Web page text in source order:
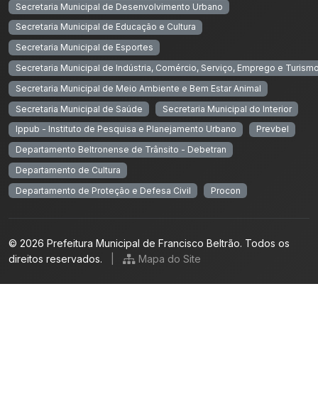
Secretaria Municipal de Desenvolvimento Urbano
Secretaria Municipal de Educação e Cultura
Secretaria Municipal de Esportes
Secretaria Municipal de Indústria, Comércio, Serviço, Emprego e
Secretaria Municipal de Meio Ambiente e Bem Estar Animal
Secretaria Municipal de Saúde
Secretaria Municipal do Interior
Ippub - Instituto de Pesquisa e Planejamento Urbano
Prevbel
Departamento Beltronense de Trânsito - Debetran
Departamento de Cultura
Departamento de Proteção e Defesa Civil
Procon
© 2026 Prefeitura Municipal de Francisco Beltrão. Todos os
direitos reservados.
Mapa do Site